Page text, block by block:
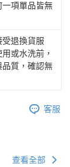
項單品皆無
退換貨服
或水洗前，
質，確認無
客服
查看全部